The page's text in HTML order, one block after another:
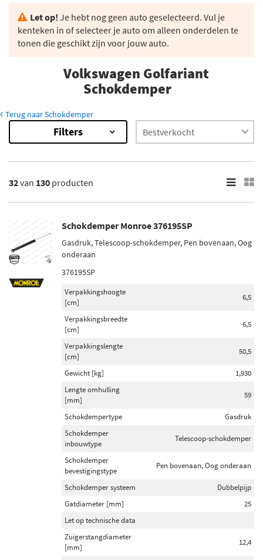
Let op! Je hebt nog geen auto geselecteerd. Vul je
kenteken in of selecteer je auto om alleen onderdelen te
tonen die geschikt zijn voor jouw auto.
Volkswagen Golfariant
Schokdemper
Terug naar Schokdemper
Resultaten
×
Monroe (8)
Maxgear (7)
Sachs (24)
Bilstein (22)
Inbouwplaats
Achteras (40)
Vooras (33)
Vooras links (3)
Vooras rechts (3)
Achteras links (2)
Gasdruk (126)
Oliedruk (1)
Schokdemper inbouwtype
Veerpoot (55)
Telescoop-schokdemper (55)
Filters
32van 130 producten
Schokdemper Monroe 376195SP
Gasdruk, Telescoop-schokdemper, Pen bovenaan, Oog
onderaan
376195SP
Verpakkingshoogte
[cm]
6,5
Verpakkingsbreedte
[cm]
6,5
Verpakkingslengte
[cm]
50,5
Gewicht [kg]
1,930
Lengte omhulling
[mm]
59
Schokdempertype
Gasdruk
Schokdemper
inbouwtype
Telescoop-schokdemper
Schokdemper
bevestigingstype
Pen bovenaan, Oog onderaan
Schokdemper systeem
Dubbelpijp
Gatdiameter [mm]
25
Let op technische data
Zuigerstangdiameter
[mm]
12,4